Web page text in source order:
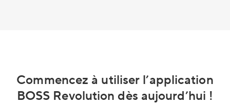
Commencez à utiliser l’application
BOSS Revolution dès aujourd’hui !